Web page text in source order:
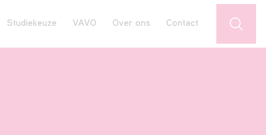
Studiekeuze VAVO Over ons Contact